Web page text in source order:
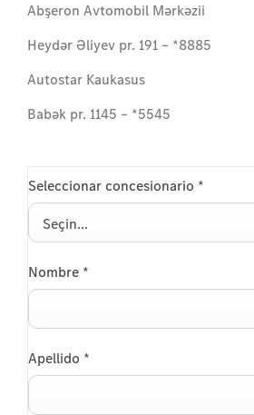
Abşeron Avtomobil Mərkəzii
Heydər Əliyev pr. 191 – *8885
Autostar Kaukasus
Babək pr. 1145 – *5545
Seleccionar concesionario *
Seçin...
Nombre *
Apellido *